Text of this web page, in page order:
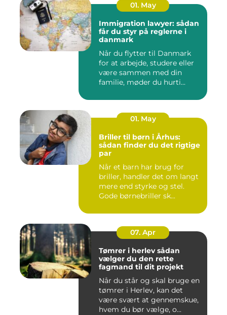
01. May
Immigration lawyer: sådan
får du styr på reglerne i
danmark
Når du flytter til Danmark
for at arbejde, studere eller
være sammen med din
familie, møder du hurti...
01. May
Briller til børn i Århus:
sådan finder du det rigtige
par
Når et barn har brug for
briller, handler det om langt
mere end styrke og stel.
Gode børnebriller sk...
07. Apr
Tømrer i herlev sådan
vælger du den rette
fagmand til dit projekt
Når du står og skal bruge en
tømrer i Herlev, kan det
være svært at gennemskue,
hvem du bør vælge, o...